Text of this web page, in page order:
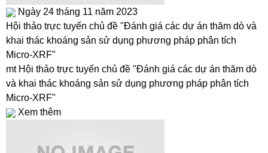
Ngày 24 tháng 11 năm 2023
Hội thảo trực tuyến chủ đề "Đánh giá các dự án thăm dò và
khai thác khoáng sản sử dụng phương pháp phân tích
Micro-XRF"
mt Hội thảo trực tuyến chủ đề "Đánh giá các dự án thăm dò
và khai thác khoáng sản sử dụng phương pháp phân tích
Micro-XRF"
Xem thêm